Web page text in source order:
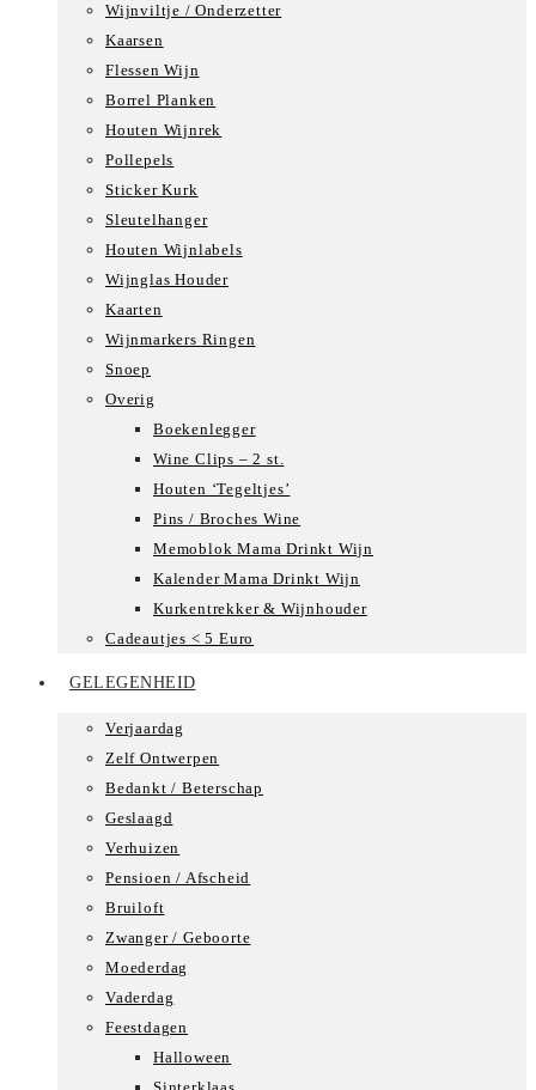
Wijnviltje / Onderzetter
Kaarsen
Flessen Wijn
Borrel Planken
Houten Wijnrek
Pollepels
Sticker Kurk
Sleutelhanger
Houten Wijnlabels
Wijnglas Houder
Kaarten
Wijnmarkers Ringen
Snoep
Overig
Boekenlegger
Wine Clips – 2 st.
Houten ‘Tegeltjes’
Pins / Broches Wine
Memoblok Mama Drinkt Wijn
Kalender Mama Drinkt Wijn
Kurkentrekker & Wijnhouder
Cadeautjes < 5 Euro
GELEGENHEID
Verjaardag
Zelf Ontwerpen
Bedankt / Beterschap
Geslaagd
Verhuizen
Pensioen / Afscheid
Bruiloft
Zwanger / Geboorte
Moederdag
Vaderdag
Feestdagen
Halloween